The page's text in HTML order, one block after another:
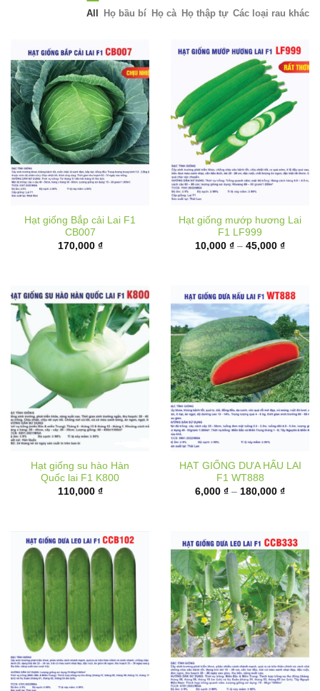
All Họ bầu bí Họ cà Họ thập tự Các loại rau khác
Hạt giống Bắp cải Lai F1
CB007
170,000 ₫
Hạt giống mướp hương Lai
F1 LF999
10,000 ₫ – 45,000 ₫Khoảng
45,000
Hạt giống su hào Hàn
Quốc lai F1 K800
110,000 ₫
HẠT GIỐNG DƯA HẤU LAI
F1 WT888
6,000 ₫ – 180,000 ₫Khoảng